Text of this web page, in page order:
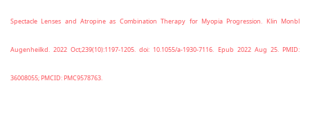
Spectacle Lenses and Atropine as Combination Therapy for Myopia Progression. Klin Monbl
Augenheilkd. 2022 Oct;239(10):1197-1205. doi: 10.1055/a-1930-7116. Epub 2022 Aug 25. PMID:
36008055; PMCID: PMC9578763.